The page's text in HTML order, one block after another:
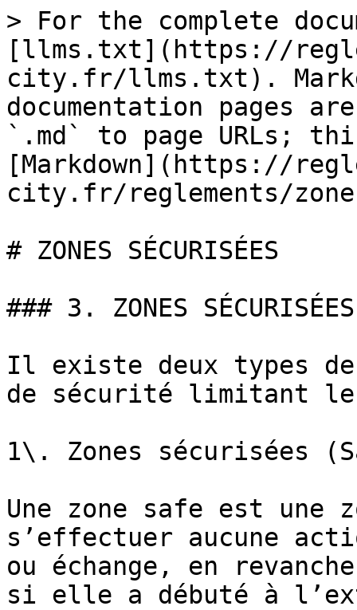
> For the complete
[llms.txt](https://
city.fr/llms.txt).
documentation pages
`.md` to page URLs;
[Markdown](https://
city.fr/reglements/
# ZONES SÉCURISÉES
### 3. ZONES SÉCURISÉES
Il existe deux types de
de sécurité limitant
1\. Zones sécurisées
Une zone safe est une
s’effectuer aucune
ou échange, en
si elle a débuté à